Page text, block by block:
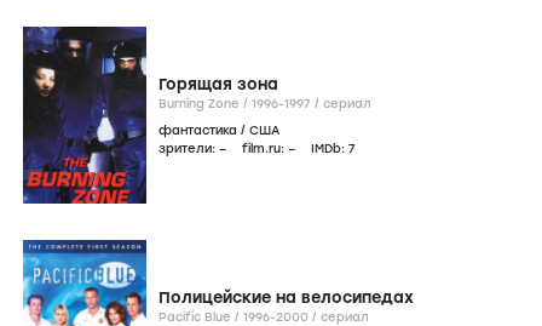
Горящая зона
Burning Zone / 1996-1997 / сериал
фантастика / США
зрители: – film.ru: – IMDb: 7
Полицейские на велосипедах
Pacific Blue / 1996-2000 / сериал